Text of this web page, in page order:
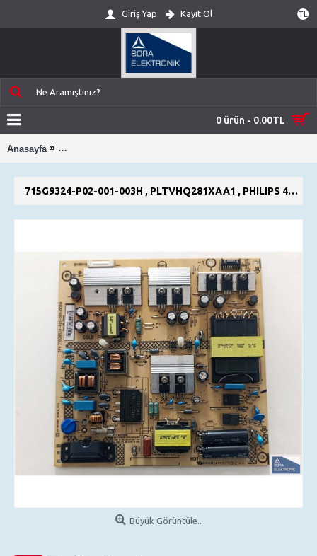
TL
Giriş Yap Kayıt Ol
0 ürün - 0.00TL
Anasayfa » 715G9324-P02-001-003H , PLTVHQ281XAA1 , PHILIPS
715G9324-P02-001-003H , PLTVHQ281XAA1 , PHILIPS 43PUS6503/12 , POWER BOARD , BESLEME
Büyük Görüntüle..